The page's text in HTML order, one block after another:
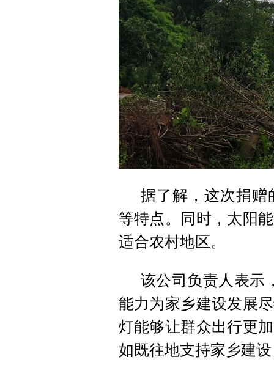
据了解，这次捐赠
等特点。同时，太阳
适合农村地区。
该公司负责人表示
能力为家乡建设发展
灯能够让群众出行更
如既往地支持家乡建